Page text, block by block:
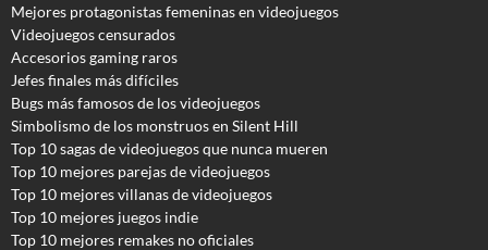
Mejores protagonistas femeninas en videojuegos
Videojuegos censurados
Accesorios gaming raros
Jefes finales más difíciles
Bugs más famosos de los videojuegos
Simbolismo de los monstruos en Silent Hill
Top 10 sagas de videojuegos que nunca mueren
Top 10 mejores parejas de videojuegos
Top 10 mejores villanas de videojuegos
Top 10 mejores juegos indie
Top 10 mejores remakes no oficiales